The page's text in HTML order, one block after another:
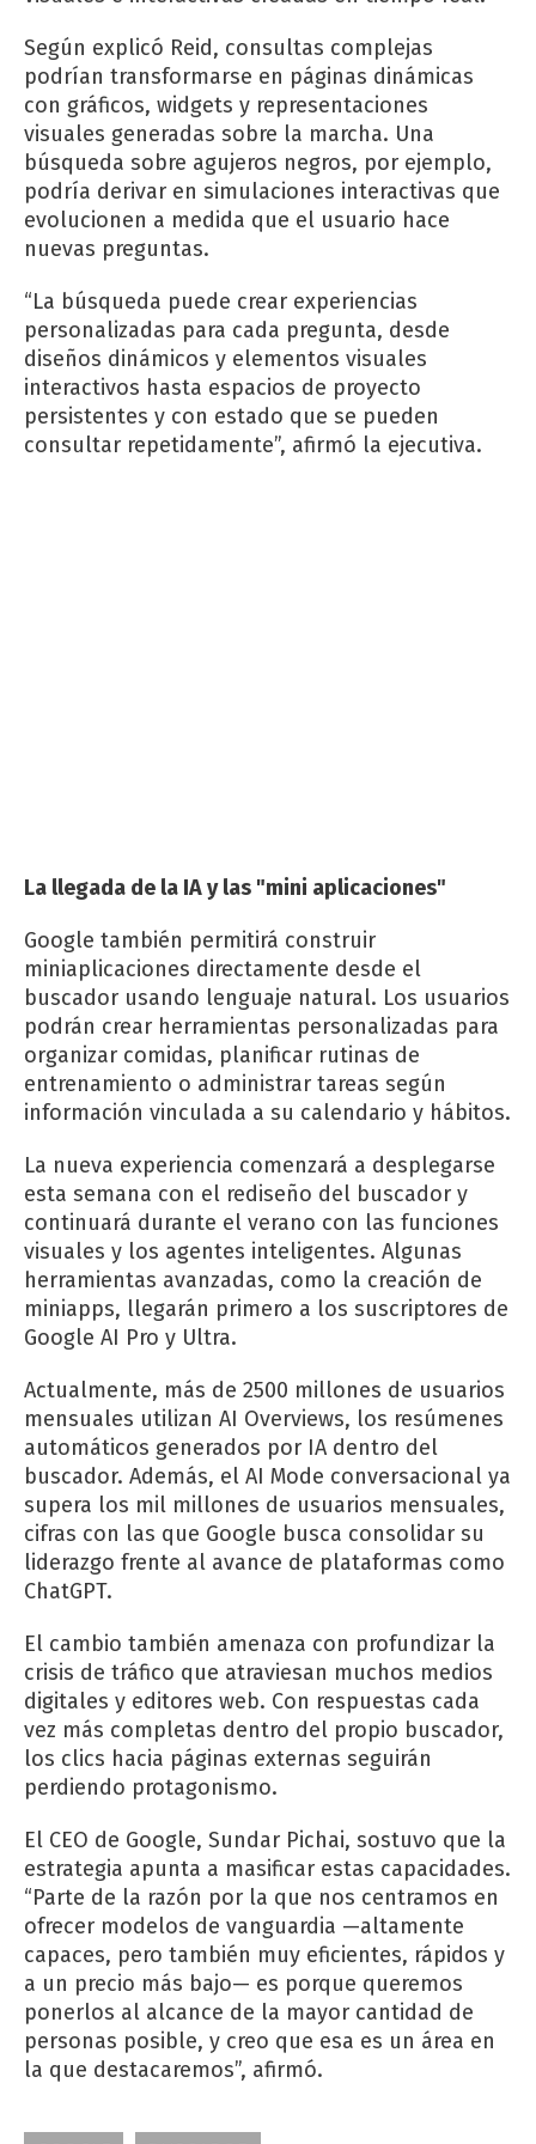
Según explicó Reid, consultas complejas
podrían transformarse en páginas dinámicas
con gráficos, widgets y representaciones
visuales generadas sobre la marcha. Una
búsqueda sobre agujeros negros, por ejemplo,
podría derivar en simulaciones interactivas que
evolucionen a medida que el usuario hace
nuevas preguntas.
“La búsqueda puede crear experiencias
personalizadas para cada pregunta, desde
diseños dinámicos y elementos visuales
interactivos hasta espacios de proyecto
persistentes y con estado que se pueden
consultar repetidamente”, afirmó la ejecutiva.
La llegada de la IA y las "mini aplicaciones"
Google también permitirá construir
miniaplicaciones directamente desde el
buscador usando lenguaje natural. Los usuarios
podrán crear herramientas personalizadas para
organizar comidas, planificar rutinas de
entrenamiento o administrar tareas según
información vinculada a su calendario y hábitos.
La nueva experiencia comenzará a desplegarse
esta semana con el rediseño del buscador y
continuará durante el verano con las funciones
visuales y los agentes inteligentes. Algunas
herramientas avanzadas, como la creación de
miniapps, llegarán primero a los suscriptores de
Google AI Pro y Ultra.
Actualmente, más de 2500 millones de usuarios
mensuales utilizan AI Overviews, los resúmenes
automáticos generados por IA dentro del
buscador. Además, el AI Mode conversacional ya
supera los mil millones de usuarios mensuales,
cifras con las que Google busca consolidar su
liderazgo frente al avance de plataformas como
ChatGPT.
El cambio también amenaza con profundizar la
crisis de tráfico que atraviesan muchos medios
digitales y editores web. Con respuestas cada
vez más completas dentro del propio buscador,
los clics hacia páginas externas seguirán
perdiendo protagonismo.
El CEO de Google, Sundar Pichai, sostuvo que la
estrategia apunta a masificar estas capacidades.
“Parte de la razón por la que nos centramos en
ofrecer modelos de vanguardia —altamente
capaces, pero también muy eficientes, rápidos y
a un precio más bajo— es porque queremos
ponerlos al alcance de la mayor cantidad de
personas posible, y creo que esa es un área en
la que destacaremos”, afirmó.